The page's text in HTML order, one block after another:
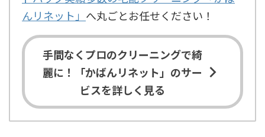
んリネット」 へ丸ごとお任せください！
手間なくプロのクリーニングで綺
麗に！「かばんリネット」のサー
ビスを詳しく見る